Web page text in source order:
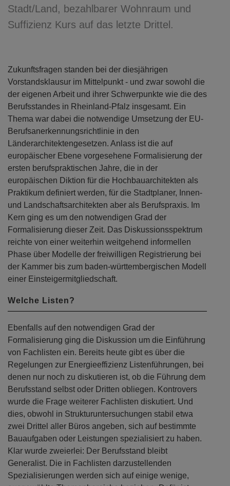
Stadt/Land, bezahlbarer Wohnraum und
Suffizienz Kurs auf das letzte Drittel.
Zukunftsfragen standen bei der diesjährigen
Vorstandsklausur im Mittelpunkt - und zwar sowohl die
der eigenen Arbeit und ihrer Schwerpunkte wie die des
Berufsstandes in Rheinland-Pfalz insgesamt. Ein
Thema war dabei die notwendige Umsetzung der EU-
Berufsanerkennungsrichtlinie in den
Länderarchitektengesetzen. Anlass ist die auf
europäischer Ebene vorgesehene Formalisierung der
ersten berufspraktischen Jahre, die in der
europäischen Diktion für die Hochbauarchitekten als
Praktikum definiert werden, für die Stadtplaner, Innen-
und Landschaftsarchitekten aber als Berufspraxis. Im
Kern ging es um den notwendigen Grad der
Formalisierung dieser Zeit. Das Diskussionsspektrum
reichte von einer weiterhin weitgehend informellen
Phase über Modelle der freiwilligen Registrierung bei
der Kammer bis zum baden-württembergischen Modell
einer Einsteigermitgliedschaft.
Welche Listen?
Ebenfalls auf den notwendigen Grad der
Formalisierung ging die Diskussion um die Einführung
von Fachlisten ein. Bereits heute gibt es über die
Regelungen zur Energieeffizienz Listenführungen, bei
denen nur noch zu diskutieren ist, ob die Führung dem
Berufsstand selbst oder Dritten obliegen. Kontrovers
wurde die Frage weiterer Fachlisten diskutiert. Und
dies, obwohl in Strukturuntersuchungen stabil etwa
zwei Drittel aller Büros angeben, sich auf bestimmte
Bauaufgaben oder Leistungen spezialisiert zu haben.
Klar wurde zweierlei: Der Berufsstand bleibt
Generalist. Die in Fachlisten darzustellenden
Spezialisierungen werden sich auf einige wenige,